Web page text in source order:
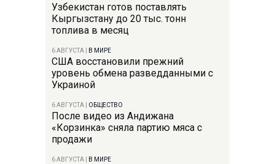
Узбекистан готов поставлять
Кыргызстану до 20 тыс. тонн
топлива в месяц
6 АВГУСТА В МИРЕ
США восстановили прежний
уровень обмена разведданными с
Украиной
6 АВГУСТА ОБЩЕСТВО
После видео из Андижана
«Корзинка» сняла партию мяса с
продажи
6 АВГУСТА В МИРЕ